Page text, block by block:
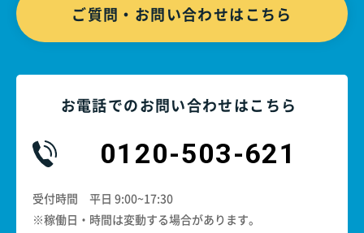
ご質問・お問い合わせはこちら
お電話でのお問い合わせはこちら
0120-503-621
受付時間 平日 9:00~17:30
※稼働日・時間は変動する場合があります。